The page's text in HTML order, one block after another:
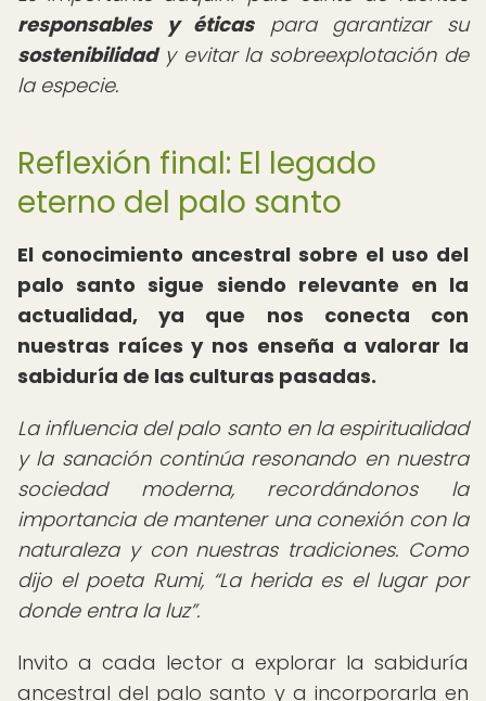
responsables y éticaspara garantizar su
sostenibilidady evitar la sobreexplotación de
la especie.
Reflexión final: El legado
eterno del palo santo
El conocimiento ancestral sobre el uso del
palo santo sigue siendo relevante en la
actualidad, ya que nos conecta con
nuestras raíces y nos enseña a valorar la
sabiduría de las culturas pasadas.
La influencia del palo santo en la espiritualidad
y la sanación continúa resonando en nuestra
sociedad moderna, recordándonos la
importancia de mantener una conexión con la
naturaleza y con nuestras tradiciones. Como
dijo el poeta Rumi, La herida es el lugar por
donde entra la luz .
Invito a cada lector a explorar la sabiduría
ancestral del palo santo y a incorporarla en